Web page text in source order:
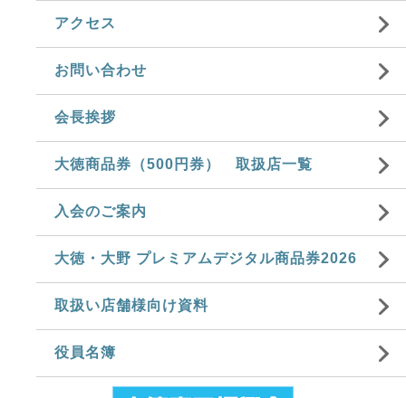
アクセス
お問い合わせ
会長挨拶
大徳商品券（500円券） 取扱店一覧
入会のご案内
大徳・大野 プレミアムデジタル商品券2026
取扱い店舗様向け資料
役員名簿